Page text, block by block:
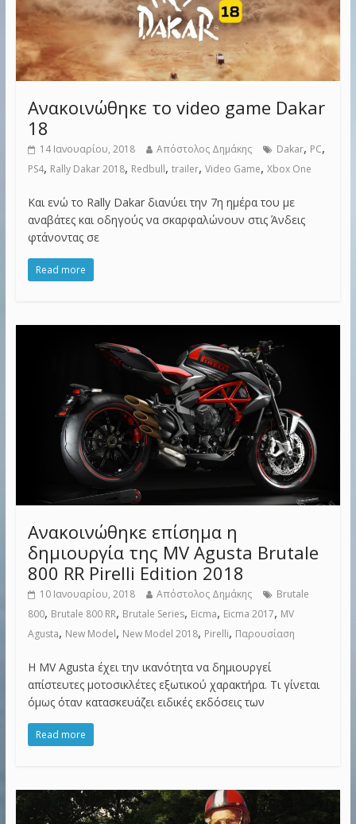
Ανακοινώθηκε το video game Dakar
18
14 Ιανουαρίου, 2018 Απόστολος Δημάκης Dakar, PC,
PS4, Rally Dakar 2018, Redbull, trailer, Video Game, Xbox One
Και ενώ το Rally Dakar διανύει την 7η ημέρα του με
αναβάτες και οδηγούς να σκαρφαλώνουν στις Άνδεις
φτάνοντας σε
Read more
Ανακοινώθηκε επίσημα η
δημιουργία της MV Agusta Brutale
800 RR Pirelli Edition 2018
10 Ιανουαρίου, 2018 Απόστολος Δημάκης
Brutale
800, Brutale 800 RR, Brutale Series, Eicma, Eicma 2017, MV
Agusta, New Model, New Model 2018, Pirelli, Παρουσίαση
Η MV Agusta έχει την ικανότητα να δημιουργεί
απίστευτες μοτοσικλέτες εξωτικού χαρακτήρα. Τι γίνεται
όμως όταν κατασκευάζει ειδικές εκδόσεις των
Read more